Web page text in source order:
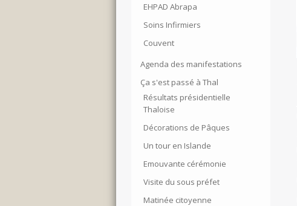
EHPAD Abrapa
Soins Infirmiers
Couvent
Agenda des manifestations
Ça s'est passé à Thal
Résultats présidentielle
Thaloise
Décorations de Pâques
Un tour en Islande
Emouvante cérémonie
Visite du sous préfet
Matinée citoyenne